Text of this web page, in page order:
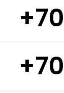
+70
+70